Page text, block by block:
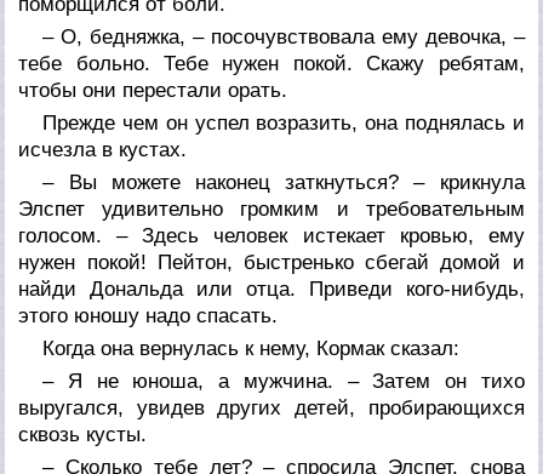
– О, бедняжка, – посочувствовала ему девочка, –
тебе больно. Тебе нужен покой. Скажу ребятам,
чтобы они перестали орать.
Прежде чем он успел возразить, она поднялась и
исчезла в кустах.
– Вы можете наконец заткнуться? – крикнула
Элспет удивительно громким и требовательным
голосом. – Здесь человек истекает кровью, ему
нужен покой! Пейтон, быстренько сбегай домой и
найди Дональда или отца. Приведи кого-нибудь,
этого юношу надо спасать.
Когда она вернулась к нему, Кормак сказал:
– Я не юноша, а мужчина. – Затем он тихо
выругался, увидев других детей, пробирающихся
сквозь кусты.
– Сколько тебе лет? – спросила Элспет, снова